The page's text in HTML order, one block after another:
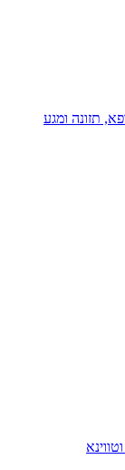
תזונה ומגע